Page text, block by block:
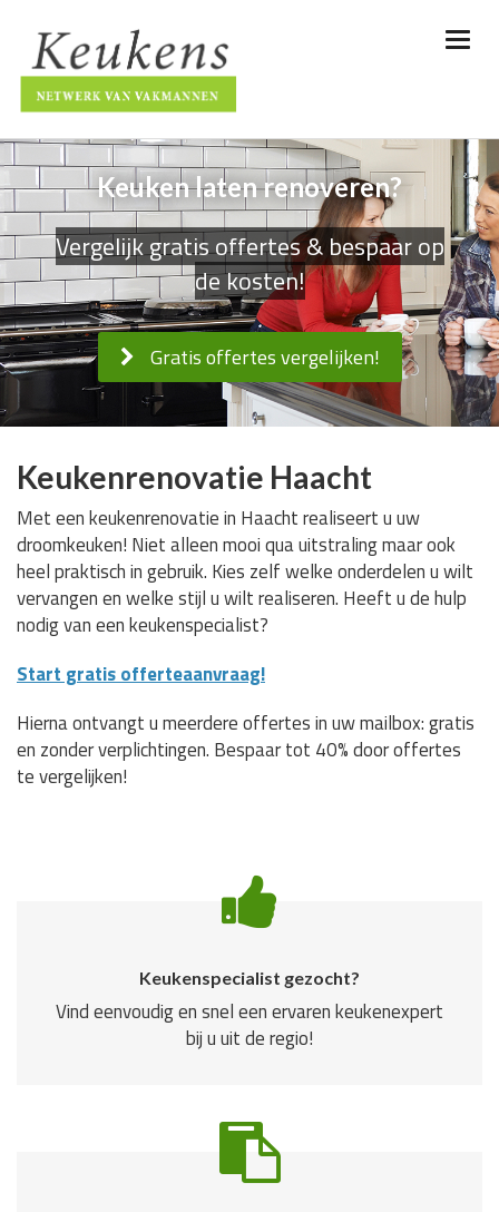
Keuken laten renoveren?
Vergelijk gratis offertes & bespaar op
de kosten!
Gratis offertes vergelijken!
Keukenrenovatie Haacht
Met een keukenrenovatie in Haacht realiseert u uw
droomkeuken! Niet alleen mooi qua uitstraling maar ook
heel praktisch in gebruik. Kies zelf welke onderdelen u wilt
vervangen en welke stijl u wilt realiseren. Heeft u de hulp
nodig van een keukenspecialist?
Start gratis offerteaanvraag!
Hierna ontvangt u meerdere offertes in uw mailbox: gratis
en zonder verplichtingen. Bespaar tot 40% door offertes
te vergelijken!
Keukenspecialist gezocht?
Vind eenvoudig en snel een ervaren keukenexpert
bij u uit de regio!